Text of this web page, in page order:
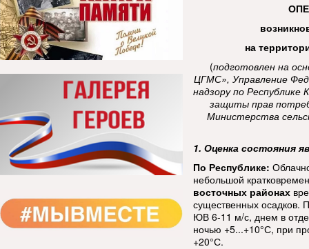
на
(подготовлен на
ЦГМС», Управление
надзору по Республике
защиты прав
Министерства
1. Оценка состояния
По Республике:
небольшой
восточных районах
существенных осадков.
ЮВ 6-11 м/с, днем в
ночью +5...+10°С, при
+20°С.